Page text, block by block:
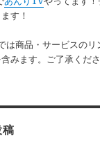
す！
は商品・サービスのリ
みます。ご了承くださ
稿